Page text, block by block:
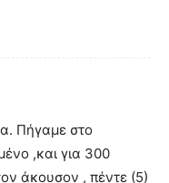
Πήγαμε στο
,και για 300
άκουσον , πέντε (5)